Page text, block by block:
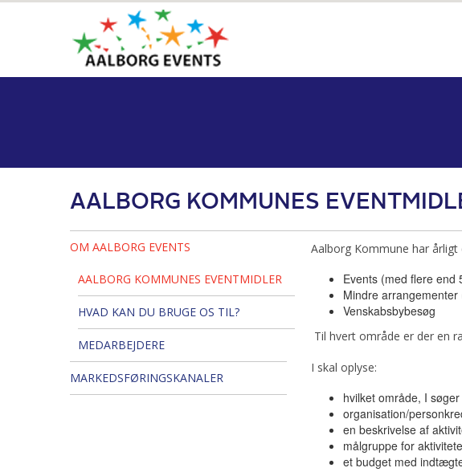
AALBORG KOMMUNES
OM AALBORG EVENTS
AALBORG KOMMUNES EVENTMIDLER
HVAD KAN DU BRUGE OS TIL?
MEDARBEJDERE
MARKEDSFØRINGSKANALER
Aalborg Kommune har
Events (med flere end
Mindre
Venskabsbybesøg
Til hvert område er der en
I skal oplyse:
hvilket område, I søger
organisation/
en beskrivelse af
målgruppe for
et budget med